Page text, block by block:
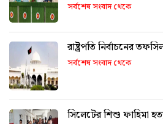
সর্বশেষ সংবাদ থেকে
রাষ্ট্রপতি নির্বাচনের
সর্বশেষ সংবাদ থেকে
সিলেটের শিশু ফাহিমা